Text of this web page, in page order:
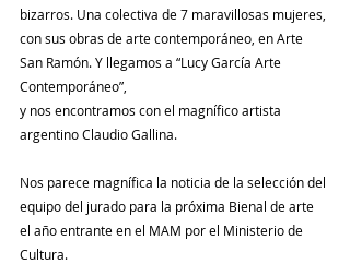
bizarros. Una colectiva de 7 maravillosas mujeres,
con sus obras de arte contemporáneo, en Arte
San Ramón. Y llegamos a “Lucy García Arte
Contemporáneo”,
y nos encontramos con el magnífico artista
argentino Claudio Gallina.
Nos parece magnífica la noticia de la selección del
equipo del jurado para la próxima Bienal de arte
el año entrante en el MAM por el Ministerio de
Cultura.